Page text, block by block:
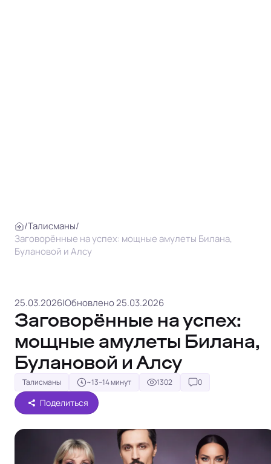
/Талисманы/
Заговорённые на успех: мощные амулеты Билана,
Булановой и Алсу
25.03.2026|Обновлено 25.03.2026
Заговорённые на успех:
мощные амулеты Билана,
Булановой и Алсу
Талисманы ~13–14 минут 1302 0
Поделиться